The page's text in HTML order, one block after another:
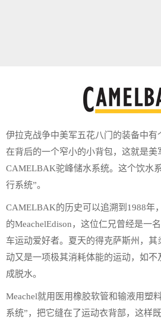
伊拉克战争中美军五花八门的装备中
在背后的一个窄小的小背包，这就是
CAMELBAK驼峰储水系统。这个饮水
行系统”。
CAMELBAK的历史可以追溯到1988年
的MeachelEdison，这位仁兄曾经是一
车运动爱好者。夏天的得克萨斯州，
动又是一项极其消耗体能的运动，如
成脱水。
Meachel就用医用橡胶软管和输液用塑
系统”，把它缝在了运动衣背部，这样